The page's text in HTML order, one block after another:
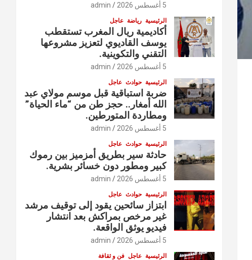
5 أغسطس 2026 admin
الرئيسية رياضة عاجل
أكاديمية ريال المغرب تستقطب
يوسف القاديوي لتعزيز مشروعها
التقني والتكوينية.
5 أغسطس 2026 admin
الرئيسية حوادث عاجل
ضربة استباقية قبل موسم مولاي عبد
الله أمغار.. حجز طن من “ماء الحياة”
ومطاردة المتورطين.
5 أغسطس 2026 admin
الرئيسية حوادث عاجل
حادثة سير بطريق أمزميز بين رموك
كبير ومطور دون خسائر بشرية.
5 أغسطس 2026 admin
الرئيسية حوادث عاجل
ابتزاز سائحين يقود إلى توقيف مرشد
غير مرخص بمراكش بعد انتشار
فيديو يوثق الواقعة.
5 أغسطس 2026 admin
الرئيسية عاجل فن و ثقافة